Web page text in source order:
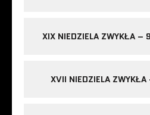
XIX NIEDZIELA ZWYKŁA –
XVII NIEDZIELA